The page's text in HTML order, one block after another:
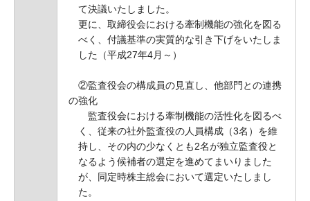
て決議いたしました。
更に、取締役会における牽制機能の強化を図る
べく、付議基準の実質的な引き下げをいたしま
した（平成27年4月～）
②監査役会の構成員の見直し、他部門との連携
の強化
監査役会における牽制機能の活性化を図るべ
く、従来の社外監査役の人員構成（3名）を維
持し、その内の少なくとも2名が独立監査役と
なるよう候補者の選定を進めてまいりました
が、同定時株主総会において選定いたしまし
た。